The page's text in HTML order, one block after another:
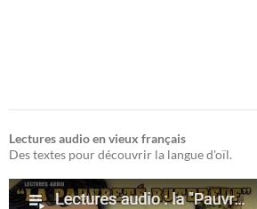
Lectures audio en vieux français
Des textes pour découvrir la langue d'oïl.